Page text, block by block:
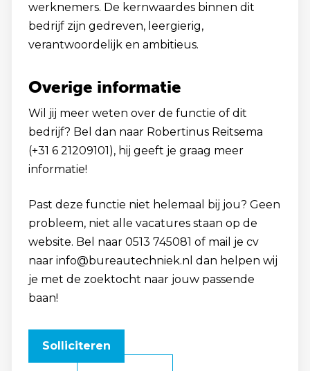
werknemers. De kernwaardes binnen dit
bedrijf zijn gedreven, leergierig,
verantwoordelijk en ambitieus.
Overige informatie
Wil jij meer weten over de functie of dit
bedrijf? Bel dan naar Robertinus Reitsema
(+31 6 21209101), hij geeft je graag meer
informatie!
Past deze functie niet helemaal bij jou? Geen
probleem, niet alle vacatures staan op de
website. Bel naar 0513 745081 of mail je cv
naar info@bureautechniek.nl dan helpen wij
je met de zoektocht naar jouw passende
baan!
Solliciteren